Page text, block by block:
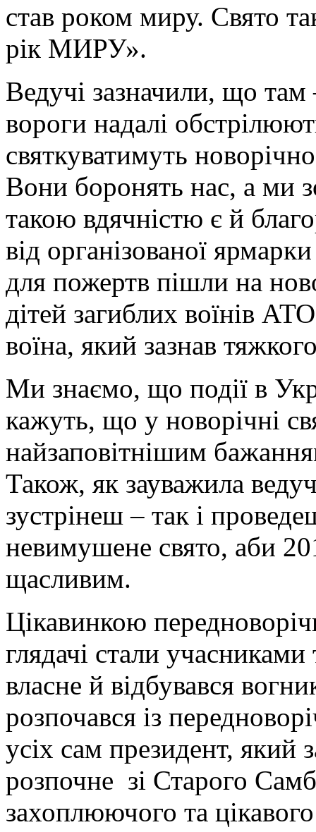
став роком миру. Свято
рік МИРУ».
Ведучі зазначили, що там
вороги надалі
святкуватимуть
Вони боронять нас, а ми
такою вдячністю є й
від організованої
для пожертв пішли на
дітей загиблих воїнів
воїна, який зазнав
Ми знаємо, що події в
кажуть, що у новорічні
найзаповітнішим
Також, як зауважила
зустрінеш – так і
невимушене свято, аби
щасливим.
Цікавинкою
глядачі стали
власне й відбувався
розпочався із
усіх сам президент, який
розпочне зі Старого
захоплюючого та